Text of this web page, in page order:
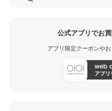
公式アプリでお
アプリ限定クーポンや